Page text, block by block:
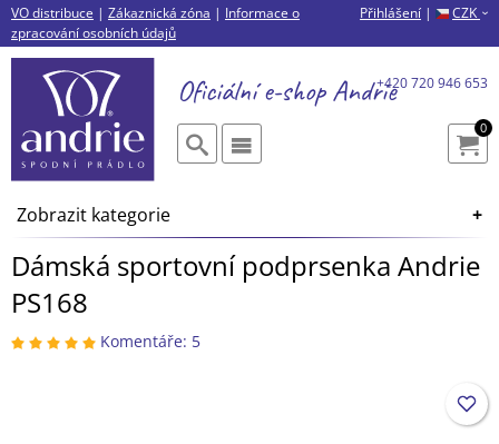
Přihlášení | CZK ›
VO distribuce | Zákaznická zóna | Informace o
zpracování osobních údajů
Oficiální e-shopAndrie
0
+420 720 946 653
Zobrazit kategorie
Dámská sportovní podprsenka Andrie
PS168
Komentáře: 5